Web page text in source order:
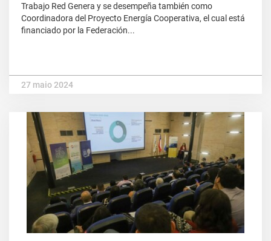
Trabajo Red Genera y se desempeña también como
Coordinadora del Proyecto Energía Cooperativa, el cual está
financiado por la Federación...
27 maio 2024